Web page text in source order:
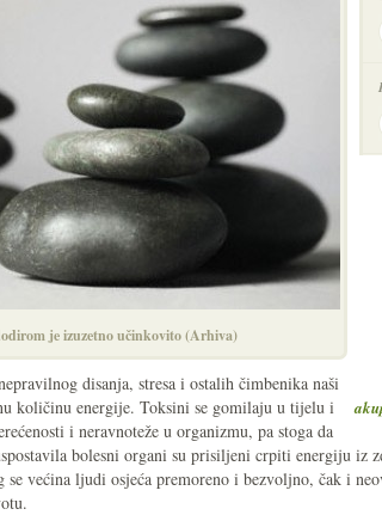
je izuzetno učinkovito (Arhiva)
disanja, stresa i ostalih čimbenika naši
količinu energije. Toksini se gomilaju u tijelu i
i neravnoteže u organizmu, pa stoga da
bolesni organi su prisiljeni crpiti energiju iz
se većina ljudi osjeća premoreno i bezvoljno, čak i